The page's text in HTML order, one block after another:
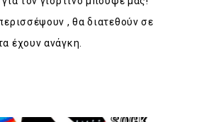
, θα διατεθούν σε
έχουν ανάγκη.